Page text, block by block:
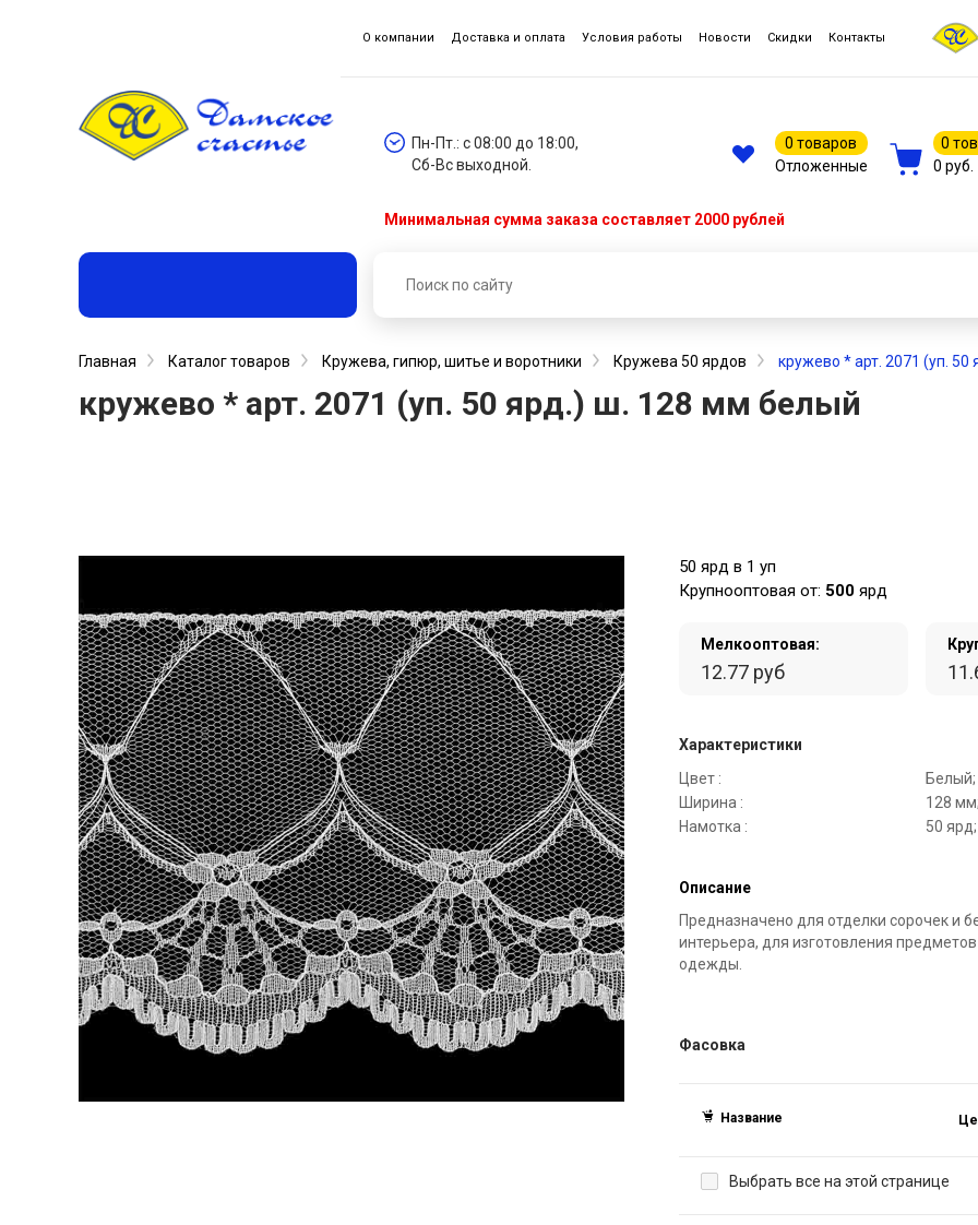
О компании Доставка и оплата Условия работы Новости Скидки Контакты
Пн-Пт.: с 08:00 до 18:00,
Сб-Вс выходной.
0 товаров
Отложенные
0
0 руб.
Минимальная сумма заказа составляет 2000 рублей
Главная Каталог товаров Кружева, гипюр, шитье и воротники Кружева 50 ярдов кружево * арт. 2071 (уп.
кружево * арт. 2071 (уп. 50 ярд.) ш. 128 мм белый
50 ярд в 1 уп
Крупнооптовая от: 500 ярд
Мелкооптовая:
12.77 руб
Характеристики
Цвет :
Белый;
Ширина :
128 мм;
Намотка :
50 ярд;
Описание
Предназначено для отделки сорочек и
интерьера, для изготовления
одежды.
Фасовка
Название
Выбрать все на этой странице